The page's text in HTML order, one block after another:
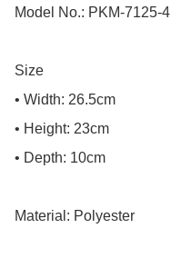
Model No.: PKM-7125-4
Size
• Width: 26.5cm
• Height: 23cm
• Depth: 10cm
Material: Polyester